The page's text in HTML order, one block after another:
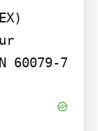
60079-7